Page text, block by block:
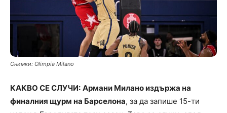
Снимки: Olimpia Milano
КАКВО СЕ СЛУЧИ: Армани Милано издържа на
финалния щурм на Барселона, за да запише 15-ти